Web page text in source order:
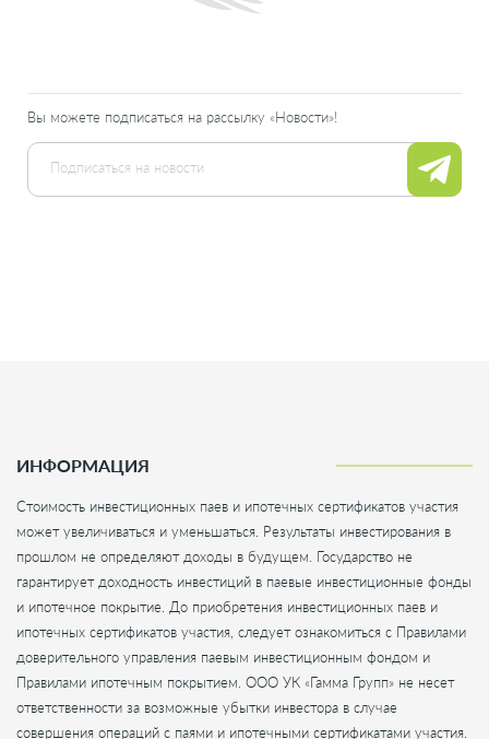
Вы можете подписаться на рассылку «Новости»!
ИНФОРМАЦИЯ
Стоимость инвестиционных паев и ипотечных сертификатов участия
может увеличиваться и уменьшаться. Результаты инвестирования в
прошлом не определяют доходы в будущем. Государство не
гарантирует доходность инвестиций в паевые инвестиционные фонды
и ипотечное покрытие. До приобретения инвестиционных паев и
ипотечных сертификатов участия, следует ознакомиться с Правилами
доверительного управления паевым инвестиционным фондом и
Правилами ипотечным покрытием. ООО УК «Гамма Групп» не несет
ответственности за возможные убытки инвестора в случае
совершения операций с паями и ипотечными сертификатами участия.